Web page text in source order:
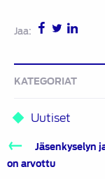
KATEGORIAT
Uutiset
Jaa:
Artikkelien
selausJäsenkyselyn
on arvottu